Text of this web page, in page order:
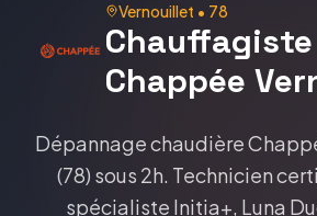
Vernouillet • 78
Chauffagiste
Chappée
Dépannage chaudière
(78) sous 2h. Technicien
spécialiste Initia+, Luna